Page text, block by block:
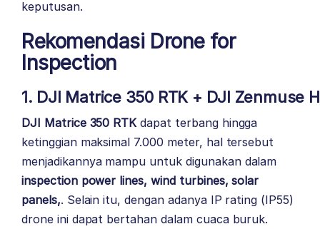
keputusan.
Rekomendasi Drone for
Inspection
1. DJI Matrice 350 RTK+ DJI Zenmuse
DJI Matrice 350 RTKdapat terbang hingga
ketinggian maksimal 7.000 meter, hal tersebut
menjadikannya mampu untuk digunakan dalam
inspection power lines, wind turbines, solar
panels,. Selain itu, dengan adanya IP rating (IP55)
drone ini dapat bertahan dalam cuaca buruk.